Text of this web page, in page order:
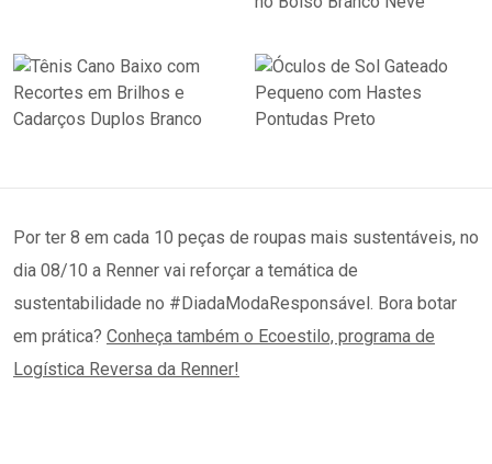
Por ter 8 em cada 10 peças de roupas mais sustentáveis, no
dia 08/10 a Renner vai reforçar a temática de
sustentabilidade no #DiadaModaResponsável. Bora botar
em prática? Conheça também o Ecoestilo, programa de
Logística Reversa da Renner!